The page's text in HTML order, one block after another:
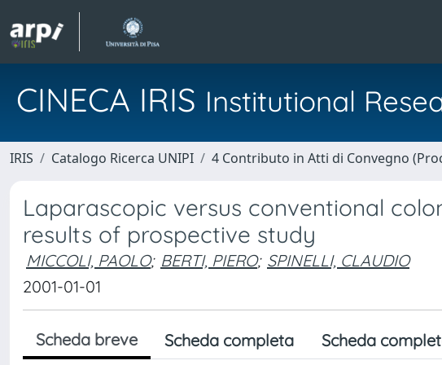
CINECA IRIS Institutional
IRIS Catalogo Ricerca UNIPI 4 Contributo in Atti di Convegno
Laparascopic versus conventional
results of prospective study
MICCOLI, PAOLO; BERTI, PIERO; SPINELLI, CLAUDIO
2001-01-01
Scheda breve Scheda completa Scheda